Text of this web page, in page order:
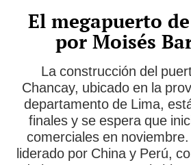
El megapuerto
por Moisés
La construcción del
Chancay, ubicado en la
departamento de Lima,
finales y se espera que
comerciales en
liderado por China y Perú,